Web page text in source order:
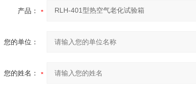
产品：
您的单位：
您的姓名：